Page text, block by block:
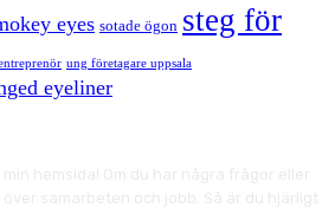
eyes sotade ögon steg för
ung företagare uppsala
eyeliner